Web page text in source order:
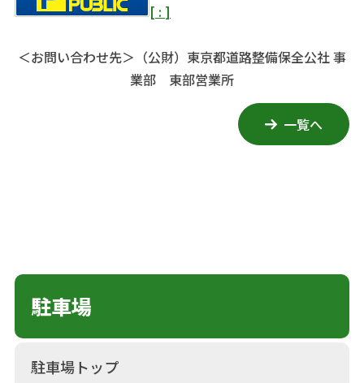
[ : ]
＜お問い合わせ先＞ （公財）東京都道路整備保全公社 事
業部 東部営業所
一覧へ
駐車場
駐車場トップ